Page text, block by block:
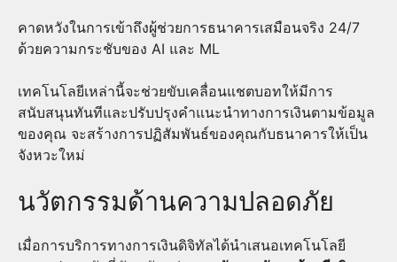
คาดหวังในการเข้าถึงผู้ช่วยการธนาคารเสมือนจริง 24/7
ด้วยความกระชับของ AI และ ML
เทคโนโลยีเหล่านี้จะช่วยขับเคลื่อนแชตบอทให้มีการ
สนับสนุนทันทีและปรับปรุงคำแนะนำทางการเงินตามข้อมูล
ของคุณ จะสร้างการปฏิสัมพันธ์ของคุณกับธนาคารให้เป็น
จังหวะใหม่
นวัตกรรมด้านความปลอดภัย
เมื่อการบริการทางการเงินดิจิทัลได้นำเสนอเทคโนโลยี